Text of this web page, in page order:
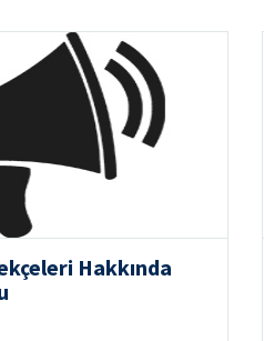
Hakkında